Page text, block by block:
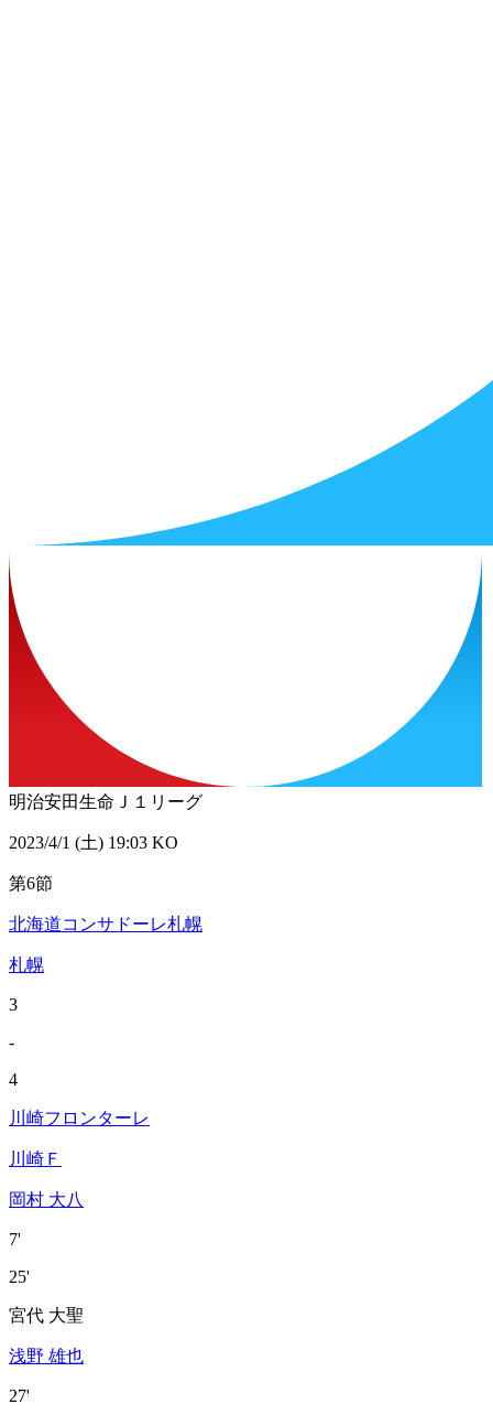
明治安田生命Ｊ１リーグ
2023/4/1 (土) 19:03 KO
第6節
北海道コンサドーレ札幌
札幌
3
-
4
川崎フロンターレ
川崎Ｆ
岡村 大八
7'
25'
宮代 大聖
浅野 雄也
27'